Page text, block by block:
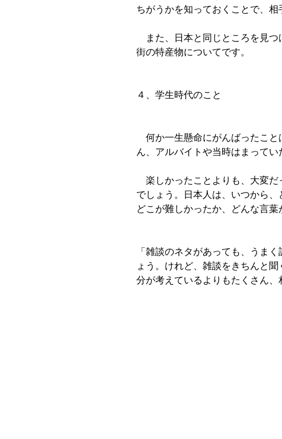
ちがうかを知っておくことで、相
また、日本と同じところを見つ
街の特産物についてです。
４、学生時代のこと
何か一生懸命にがんばったこと
ん、アルバイトや当時はまってい
楽しかったことよりも、大変だ
でしょう。日本人は、いつから、
どこが難しかったか、どんな言
「雑談のネタがあっても、うま
ょう。けれど、雑談をきちんと
分が考えているよりもたくさん、